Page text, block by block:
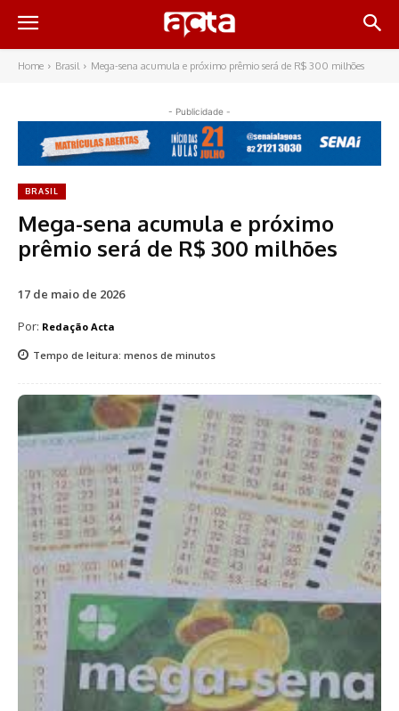
Home Brasil Mega-sena acumula e próximo prêmio será de R$ 300 milhões
- Publicidade -
BRASIL
Mega-sena acumula e próximo
prêmio será de R$ 300 milhões
17 de maio de 2026
Por: Redação Acta
Tempo de leitura: menos de minutos